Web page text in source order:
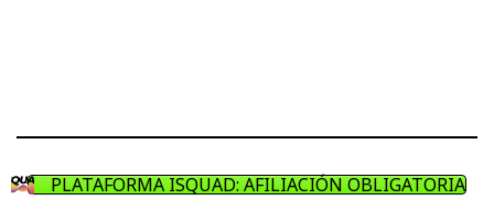
PLATAFORMA ISQUAD: AFILIACIÓN OBLIGATORIA